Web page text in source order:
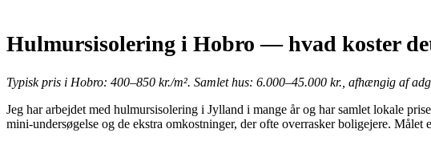
Hulmursisolering i Hobro — hvad koster
Typisk pris i Hobro: 400–850 kr./m². Samlet hus: 6.000–45.000 kr., afhængig af
Jeg har arbejdet med hulmursisolering i Jylland i mange år og har samlet lokale
mini‑undersøgelse og de ekstra omkostninger, der ofte overrasker boligejere.